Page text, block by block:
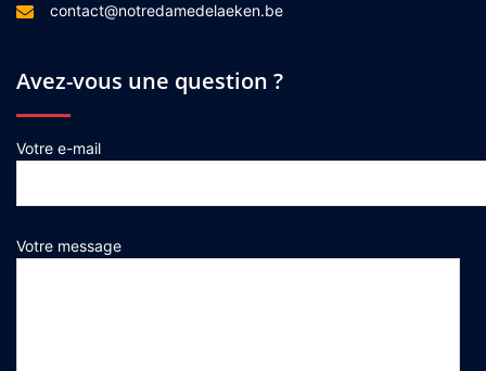
contact@notredamedelaeken.be
Avez-vous une question ?
Votre e-mail
Votre message